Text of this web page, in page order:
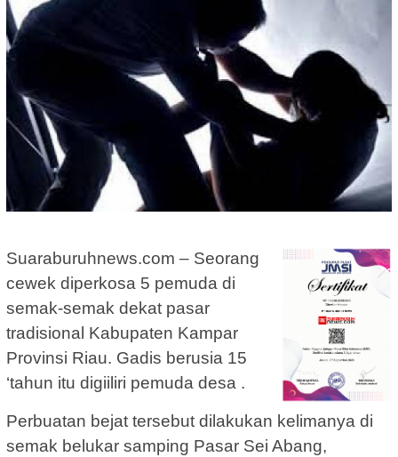
Suaraburuhnews.com – Seorang
cewek diperkosa 5 pemuda di
semak-semak dekat pasar
tradisional Kabupaten Kampar
Provinsi Riau. Gadis berusia 15
‘tahun itu digiiliri pemuda desa .
Perbuatan bejat tersebut dilakukan kelimanya di
semak belukar samping Pasar Sei Abang,